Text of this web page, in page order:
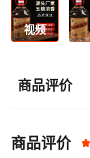
视频
商品评价
商品评价